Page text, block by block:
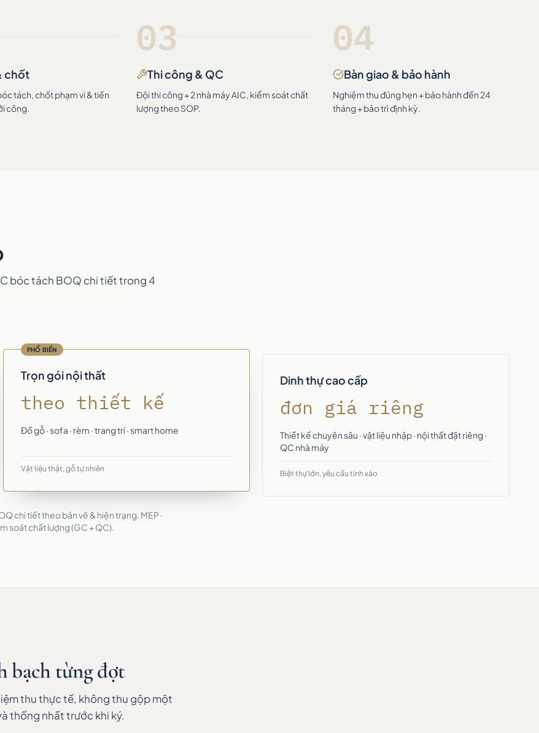
chốt
tách, chốt phạm vi & tiến
công.
03
Thi công & QC
Đội thi công + 2 nhà máy AIC, kiểm soát chất
lượng theo SOP.
04
Bàn giao & bảo hành
Nghiệm thu đúng hẹn + bảo hành đến 24
tháng + bảo trì định kỳ.
bóc tách BOQ chi tiết trong 4
PHỔ BIẾN
Trọn gói nội thất
theo thiết kế
Đồ gỗ · sofa · rèm · trang trí · smart home
Vật liệu thật, gỗ tự nhiên
Dinh thự cao cấp
đơn giá riêng
Thiết kế chuyên sâu · vật liệu nhập · nội thất đặt riêng ·
QC nhà máy
Biệt thự lớn, yêu cầu tinh xảo
chi tiết theo bản vẽ & hiện trạng. MEP ·
soát chất lượng (GC + QC).
bạch từng đợt
thu thực tế, không thu gộp một
thống nhất trước khi ký.